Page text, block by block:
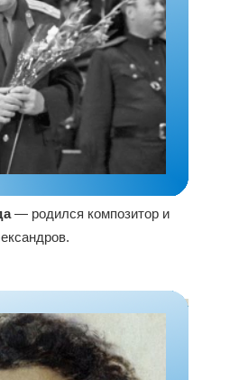
— родился композитор и